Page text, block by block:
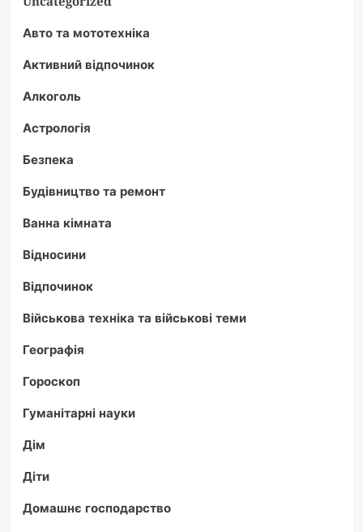
Авто та мототехніка
Активний відпочинок
Алкоголь
Астрологія
Безпека
Будівництво та ремонт
Ванна кімната
Відносини
Відпочинок
Військова техніка та військові теми
Географія
Гороскоп
Гуманітарні науки
Дім
Діти
Домашнє господарство